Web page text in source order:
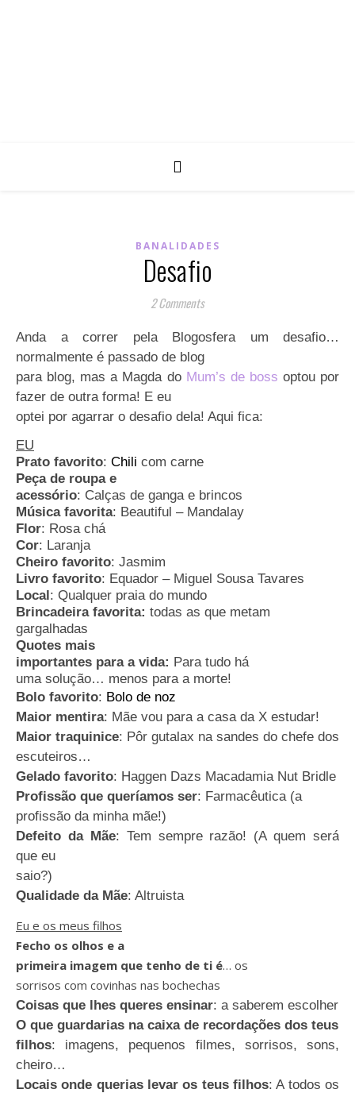
BANALIDADES
Desafio
2 Comments
Anda a correr pela Blogosfera um desafio…
normalmente é passado de blog
para blog, mas a Magda do Mum’s de boss optou por
fazer de outra forma! E eu
optei por agarrar o desafio dela! Aqui fica:
EU
Prato favorito: Chili com carne
Peça de roupa e
acessório: Calças de ganga e brincos
Música favorita: Beautiful – Mandalay
Flor: Rosa chá
Cor: Laranja
Cheiro favorito: Jasmim
Livro favorito: Equador – Miguel Sousa Tavares
Local: Qualquer praia do mundo
Brincadeira favorita: todas as que metam
gargalhadas
Quotes mais
importantes para a vida: Para tudo há
uma solução… menos para a morte!
Bolo favorito: Bolo de noz
Maior mentira: Mãe vou para a casa da X estudar!
Maior traquinice: Pôr gutalax na sandes do chefe dos
escuteiros…
Gelado favorito: Haggen Dazs Macadamia Nut Bridle
Profissão que queríamos ser: Farmacêutica (a
profissão da minha mãe!)
Defeito da Mãe: Tem sempre razão! (A quem será
que eu
saio?)
Qualidade da Mãe: Altruista
Eu e os meus filhos
Fecho os olhos e a
primeira imagem que tenho de ti é… os
sorrisos com covinhas nas bochechas
Coisas que lhes queres ensinar: a saberem escolher
O que guardarias na caixa de recordações dos teus
filhos: imagens, pequenos filmes, sorrisos, sons,
cheiro…
Locais onde querias levar os teus filhos: A todos os